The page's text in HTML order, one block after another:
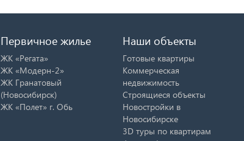
Первичное жилье
ЖК «Регата»
ЖК «Модерн-2»
ЖК Гранатовый
(Новосибирск)
ЖК «Полет» г. Обь
Наши объекты
Готовые квартиры
Коммерческая
недвижимость
Строящиеся объекты
Новостройки в
Новосибирске
3D туры по квартирам